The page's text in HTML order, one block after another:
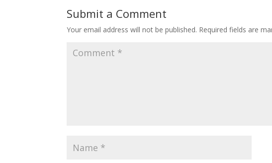
Submit a Comment
Your email address will not be published. Required fields are